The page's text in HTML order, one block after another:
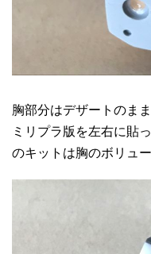
胸部分はデザートのま
ミリプラ版を左右に貼
のキットは胸のボリュ